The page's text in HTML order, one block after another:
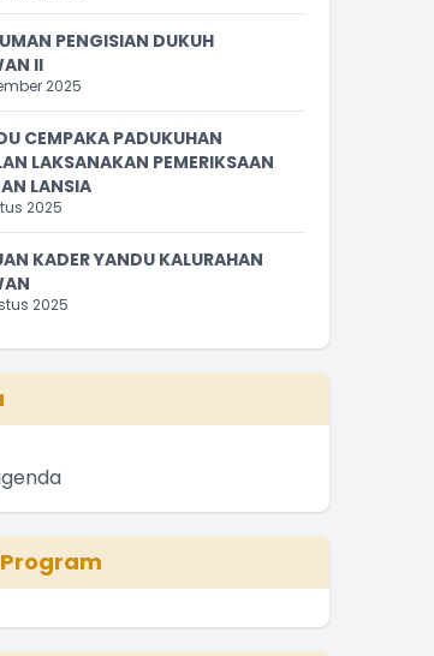
PENGISIAN DUKUH
II
2025
CEMPAKA PADUKUHAN
LAKSANAKAN PEMERIKSAAN
LANSIA
2025
KADER YANDU KALURAHAN
2025